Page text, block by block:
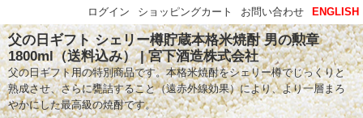
父の日ギフト シェリー樽貯蔵本格米焼酎 男の勲章
1800ml（送料込み） | 宮下酒造株式会社
父の日ギフト用の特別商品です。本格米焼酎をシェリー樽でじっくりと
熟成させ、さらに甕詰すること（遠赤外線効果）により、より一層まろ
やかにした最高級の焼酎です。
ENGLISH
お問い合わせ
ショッピングカート
ログイン